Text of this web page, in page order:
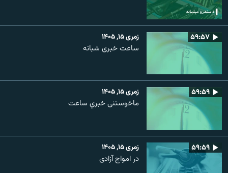
۵۹:۵۷ زمری ۱۵, ۱۴۰۵
ساعت خبری شبانه
۵۹:۵۹ زمری ۱۵, ۱۴۰۵
ماخوستنی خبري ساعت
۵۹:۵۹ زمری ۱۵, ۱۴۰۵
در امواج آزادی